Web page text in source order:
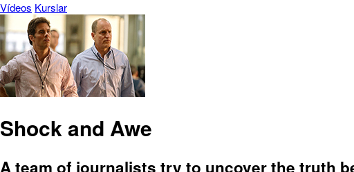
Vídeos Kurslar
Shock and Awe
A team of journalists try to uncover the truth